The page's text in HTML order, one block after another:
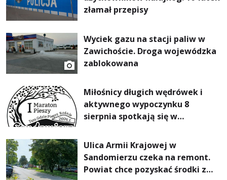
złamał przepisy
Wyciek gazu na stacji paliw w
Zawichoście. Droga wojewódzka
zablokowana
Miłośnicy długich wędrówek i
aktywnego wypoczynku 8
sierpnia spotkają się w
Pieszym „Tam Gdzie Pieprz
Rośnie”
Ulica Armii Krajowej w
Sandomierzu czeka na remont.
Powiat chce pozyskać środki z